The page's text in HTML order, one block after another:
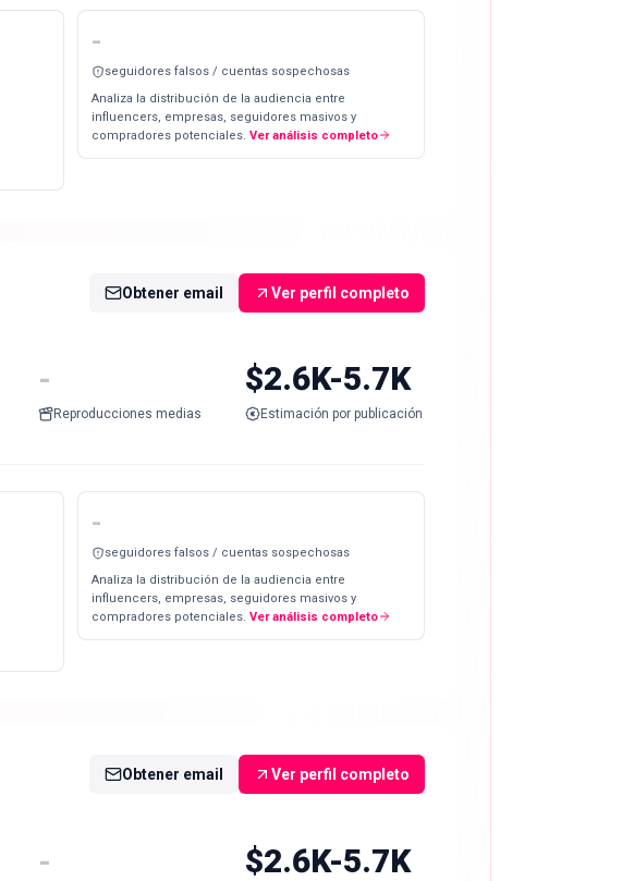
-
seguidores falsos / cuentas sospechosas
Analiza la distribución de la audiencia entre
influencers, empresas, seguidores masivos y
compradores potenciales. Ver análisis completo
Obtener email Ver perfil completo
-
Reproducciones medias
$2.6K-5.7K
Estimación por publicación
-
seguidores falsos / cuentas sospechosas
Analiza la distribución de la audiencia entre
influencers, empresas, seguidores masivos y
compradores potenciales. Ver análisis completo
Obtener email Ver perfil completo
- $2.6K-5.7K